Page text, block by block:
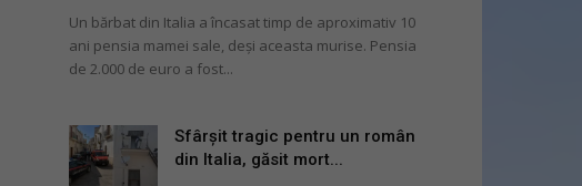
Un bărbat din Italia a încasat timp de aproximativ 10
ani pensia mamei sale, deși aceasta murise. Pensia
de 2.000 de euro a fost...
Sfârșit tragic pentru un român
din Italia, găsit mort...